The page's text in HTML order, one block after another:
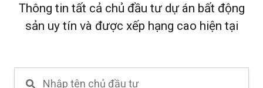
Thông tin tất cả chủ đầu tư dự án bất động
sản uy tín và được xếp hạng cao hiện tại